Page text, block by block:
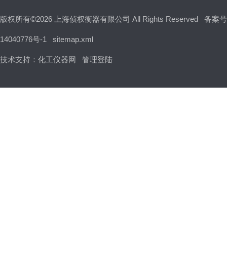
版权所有©2026 上海侦权衡器有限公司 All Rights Reserved 备案
14040776号-1 sitemap.xml
技术支持： 化工仪器网 管理登陆